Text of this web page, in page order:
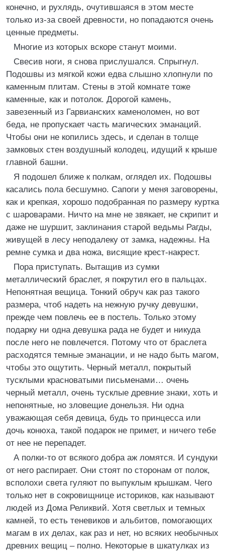
конечно, и рухлядь, очутившаяся в этом месте
только из-за своей древности, но попадаются очень
ценные предметы.
Многие из которых вскоре станут моими.
Свесив ноги, я снова прислушался. Спрыгнул.
Подошвы из мягкой кожи едва слышно хлопнули по
каменным плитам. Стены в этой комнате тоже
каменные, как и потолок. Дорогой камень,
завезенный из Гарвианских каменоломен, но вот
беда, не пропускает часть магических эманаций.
Чтобы они не копились здесь, и сделан в толще
замковых стен воздушный колодец, идущий к крыше
главной башни.
Я подошел ближе к полкам, оглядел их. Подошвы
касались пола бесшумно. Сапоги у меня заговорены,
как и крепкая, хорошо подобранная по размеру куртка
с шароварами. Ничто на мне не звякает, не скрипит и
даже не шуршит, заклинания старой ведьмы Рагды,
живущей в лесу неподалеку от замка, надежны. На
ремне сумка и два ножа, висящие крест-накрест.
Пора приступать. Вытащив из сумки
металлический браслет, я покрутил его в пальцах.
Непонятная вещица. Тонкий обруч как раз такого
размера, чтоб надеть на нежную ручку девушки,
прежде чем повлечь ее в постель. Только этому
подарку ни одна девушка рада не будет и никуда
после него не повлечется. Потому что от браслета
расходятся темные эманации, и не надо быть магом,
чтобы это ощутить. Черный металл, покрытый
тусклыми красноватыми письменами… очень
черный металл, очень тусклые древние знаки, хоть и
непонятные, но зловещие донельзя. Ни одна
уважающая себя девица, будь то принцесса или
дочь конюха, такой подарок не примет, и ничего тебе
от нее не перепадет.
А полки-то от всякого добра аж ломятся. И сундуки
от него распирает. Они стоят по сторонам от полок,
всполохи света гуляют по выпуклым крышкам. Чего
только нет в сокровищнице историков, как называют
людей из Дома Реликвий. Хотя светлых и темных
камней, то есть теневиков и альбитов, помогающих
магам в их делах, как раз и нет, но всяких необычных
древних вещиц – полно. Некоторые в шкатулках из